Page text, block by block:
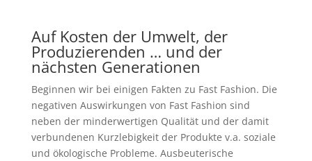
Auf Kosten der Umwelt, der
Produzierenden … und der
nächsten Generationen
Beginnen wir bei einigen Fakten zu Fast Fashion. Die
negativen Auswirkungen von Fast Fashion sind
neben der minderwertigen Qualität und der damit
verbundenen Kurzlebigkeit der Produkte v.a. soziale
und ökologische Probleme. Ausbeuterische